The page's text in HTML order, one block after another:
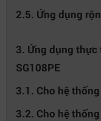
2.5. Ứng dụng
3. Ứng dụng
SG108PE
3.1. Cho hệ
3.2. Cho hệ